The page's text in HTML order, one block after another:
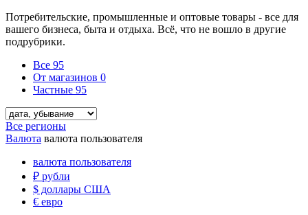
Потребительские, промышленные и оптовые товары - все для
вашего бизнеса, быта и отдыха. Всё, что не вошло в другие
подрубрики.
Все 95
От магазинов 0
Частные 95
Все регионы
Валюта валюта пользователя
валюта пользователя
₽ рубли
$ доллары США
€ евро